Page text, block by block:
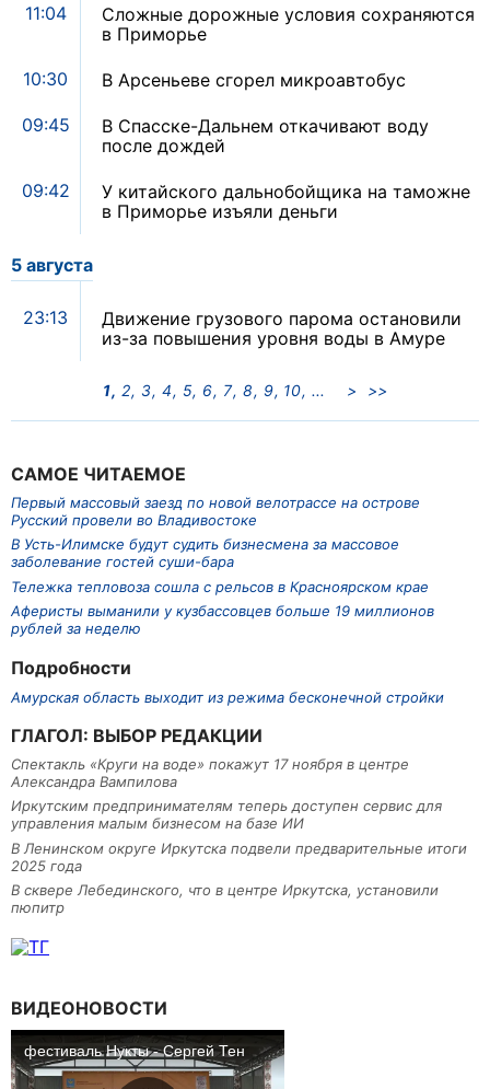
САМОЕ ЧИТАЕМОЕ
Первый массовый заезд по новой велотрассе на острове
Русский провели во Владивостоке
В Усть-Илимске будут судить бизнесмена за массовое
заболевание гостей суши-бара
Тележка тепловоза сошла с рельсов в Красноярском крае
Аферисты выманили у кузбассовцев больше 19 миллионов
рублей за неделю
Подробности
Амурская область выходит из режима бесконечной стройки
ГЛАГОЛ: ВЫБОР РЕДАКЦИИ
Спектакль «Круги на воде» покажут 17 ноября в центре
Александра Вампилова
Иркутским предпринимателям теперь доступен сервис для
управления малым бизнесом на базе ИИ
В Ленинском округе Иркутска подвели предварительные итоги
2025 года
В сквере Лебединского, что в центре Иркутска, установили
пюпитр
11:04
Сложные дорожные условия сохраняются
в Приморье
10:30 В Арсеньеве сгорел микроавтобус
09:45
В Спасске-Дальнем откачивают воду
после дождей
09:42
У китайского дальнобойщика на таможне
в Приморье изъяли деньги
5 августа
23:13
Движение грузового парома остановили
из-за повышения уровня воды в Амуре
1 2 3 4 5 6 7 8 9 10 > >>
ВИДЕОНОВОСТИ